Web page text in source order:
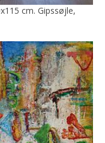
cm. Gipssøjle,